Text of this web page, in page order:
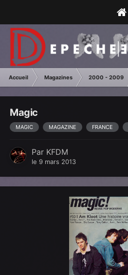
Accueil Magazines 2000 - 2009
Magic
MAGIC MAGAZINE FRANCE
Par KFDM
le 9 mars 2013